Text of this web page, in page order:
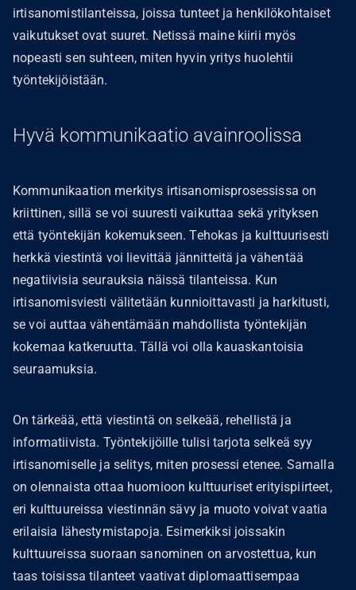
irtisanomistilanteissa, joissa tunteet ja henkilökohtaiset
vaikutukset ovat suuret. Netissä maine kiirii myös
nopeasti sen suhteen, miten hyvin yritys huolehtii
työntekijöistään.
Hyvä kommunikaatio avainroolissa
Kommunikaation merkitys irtisanomisprosessissa on
kriittinen, sillä se voi suuresti vaikuttaa sekä yrityksen
että työntekijän kokemukseen. Tehokas ja kulttuurisesti
herkkä viestintä voi lievittää jännitteitä ja vähentää
negatiivisia seurauksia näissä tilanteissa. Kun
irtisanomisviesti välitetään kunnioittavasti ja harkitusti,
se voi auttaa vähentämään mahdollista työntekijän
kokemaa katkeruutta. Tällä voi olla kauaskantoisia
seuraamuksia.
On tärkeää, että viestintä on selkeää, rehellistä ja
informatiivista. Työntekijöille tulisi tarjota selkeä syy
irtisanomiselle ja selitys, miten prosessi etenee. Samalla
on olennaista ottaa huomioon kulttuuriset erityispiirteet,
eri kulttuureissa viestinnän sävy ja muoto voivat vaatia
erilaisia lähestymistapoja. Esimerkiksi joissakin
kulttuureissa suoraan sanominen on arvostettua, kun
taas toisissa tilanteet vaativat diplomaattisempaa